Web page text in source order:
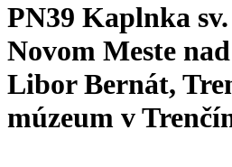
PN39 Kaplnka
Novom Meste
Libor Bernát,
múzeum v